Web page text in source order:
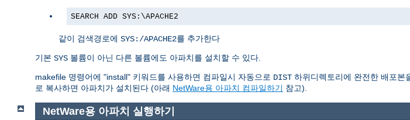
SEARCH ADD SYS:\APACHE2
같이 검색경로에 SYS:/APACHE2를 추가한다
기본 SYS 볼륨이 아닌 다른 볼륨에도 아파치를 설치할 수 있다.
makefile 명령어에 "install" 키워드를 사용하면 컴파일시 자동으로 DIST 하위디렉토리에 완전한 배포본
로 복사하면 아파치가 설치된다 (아래 NetWare용 아파치 컴파일하기 참고).
NetWare용 아파치 실행하기